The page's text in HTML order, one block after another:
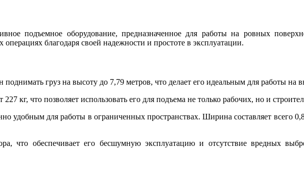
подъемное оборудование, предназначенное для работы на ровных
операциях благодаря своей надежности и простоте в эксплуатации.
груз на высоту до 7,79 метров, что делает его идеальным для работы на
кг, что позволяет использовать его для подъема не только рабочих, но и
удобным для работы в ограниченных пространствах. Ширина составляет всего
что обеспечивает его бесшумную эксплуатацию и отсутствие вредных